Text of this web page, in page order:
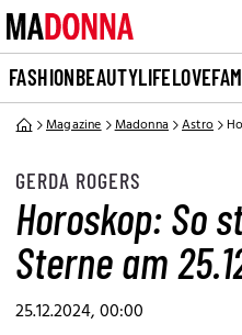
FASHIONBEAUTYLIFELOVE
Magazine Madonna Astro
GERDA ROGERS
Horoskop: So
Sterne am
25.12.2024, 00:00